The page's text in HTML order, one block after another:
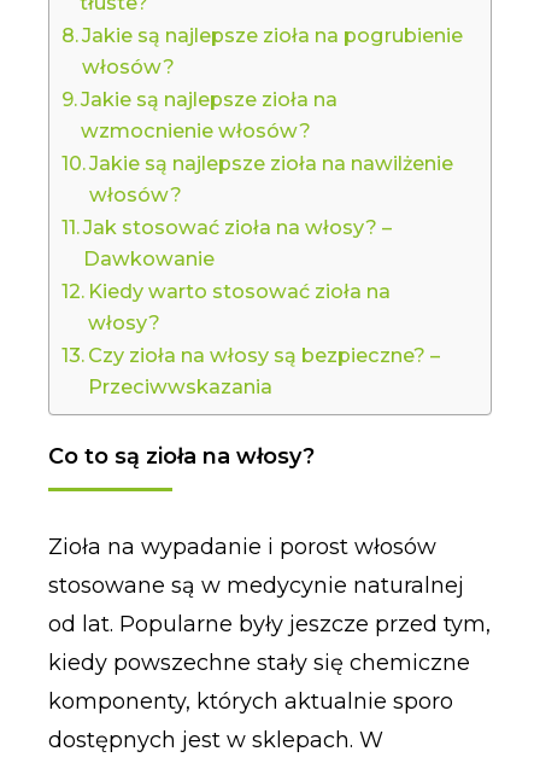
Jakie są najlepsze zioła na pogrubienie
włosów?
Jakie są najlepsze zioła na
wzmocnienie włosów?
Jakie są najlepsze zioła na nawilżenie
włosów?
Jak stosować zioła na włosy? –
Dawkowanie
Kiedy warto stosować zioła na
włosy?
Czy zioła na włosy są bezpieczne? –
Przeciwwskazania
Co to są zioła na włosy?
Zioła na wypadanie i porost włosów
stosowane są w medycynie naturalnej
od lat. Popularne były jeszcze przed tym,
kiedy powszechne stały się chemiczne
komponenty, których aktualnie sporo
dostępnych jest w sklepach. W